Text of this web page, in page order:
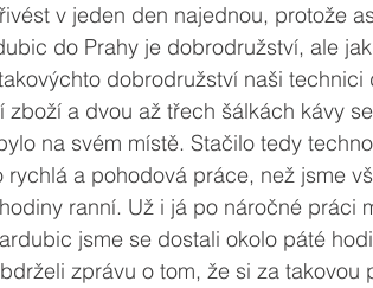
v jeden den najednou, protože
do Prahy je dobrodružství, ale
dobrodružství naši technici
zboží a dvou až třech šálkách kávy
na svém místě. Stačilo tedy
a pohodová práce, než jsme
ranní. Už i já po náročné práci
jsme se dostali okolo páté
zprávu o tom, že si za takovou